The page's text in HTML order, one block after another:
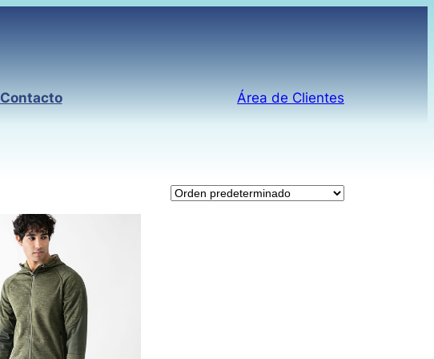
Contacto Área de Clientes